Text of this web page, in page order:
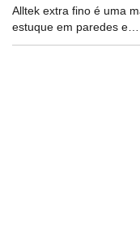
Alltek extra fino é uma
estuque em paredes e…